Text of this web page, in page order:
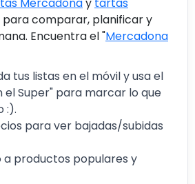
para comparar, planificar y
Encuentra el "Mercadona
tus listas en el móvil y usa el
el Super" para marcar lo que
:).
para ver bajadas/subidas
productos populares y